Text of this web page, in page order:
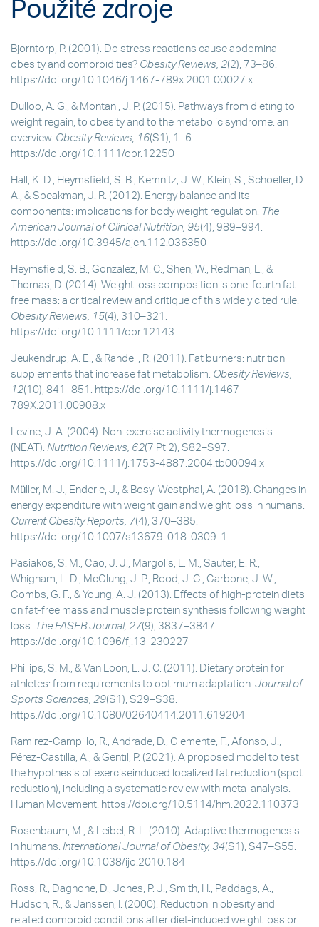
Použité zdroje
Bjorntorp, P. (2001). Do stress reactions cause abdominal
obesity and comorbidities? Obesity Reviews, 2(2), 73–86.
https://doi.org/10.1046/j.1467-789x.2001.00027.x
Dulloo, A. G., & Montani, J. P. (2015). Pathways from dieting to
weight regain, to obesity and to the metabolic syndrome: an
overview. Obesity Reviews, 16(S1), 1–6.
https://doi.org/10.1111/obr.12250
Hall, K. D., Heymsfield, S. B., Kemnitz, J. W., Klein, S., Schoeller, D.
A., & Speakman, J. R. (2012). Energy balance and its
components: implications for body weight regulation. The
American Journal of Clinical Nutrition, 95(4), 989–994.
https://doi.org/10.3945/ajcn.112.036350
Heymsfield, S. B., Gonzalez, M. C., Shen, W., Redman, L., &
Thomas, D. (2014). Weight loss composition is one-fourth fat-
free mass: a critical review and critique of this widely cited rule.
Obesity Reviews, 15(4), 310–321.
https://doi.org/10.1111/obr.12143
Jeukendrup, A. E., & Randell, R. (2011). Fat burners: nutrition
supplements that increase fat metabolism. Obesity Reviews,
12(10), 841–851. https://doi.org/10.1111/j.1467-
789X.2011.00908.x
Levine, J. A. (2004). Non-exercise activity thermogenesis
(NEAT). Nutrition Reviews, 62(7 Pt 2), S82–S97.
https://doi.org/10.1111/j.1753-4887.2004.tb00094.x
Müller, M. J., Enderle, J., & Bosy-Westphal, A. (2018). Changes in
energy expenditure with weight gain and weight loss in humans.
Current Obesity Reports, 7(4), 370–385.
https://doi.org/10.1007/s13679-018-0309-1
Pasiakos, S. M., Cao, J. J., Margolis, L. M., Sauter, E. R.,
Whigham, L. D., McClung, J. P., Rood, J. C., Carbone, J. W.,
Combs, G. F., & Young, A. J. (2013). Effects of high-protein diets
on fat-free mass and muscle protein synthesis following weight
loss. The FASEB Journal, 27(9), 3837–3847.
https://doi.org/10.1096/fj.13-230227
Phillips, S. M., & Van Loon, L. J. C. (2011). Dietary protein for
athletes: from requirements to optimum adaptation. Journal of
Sports Sciences, 29(S1), S29–S38.
https://doi.org/10.1080/02640414.2011.619204
Ramirez-Campillo, R., Andrade, D., Clemente, F., Afonso, J.,
Pérez-Castilla, A., & Gentil, P. (2021). A proposed model to test
the hypothesis of exerciseinduced localized fat reduction (spot
reduction), including a systematic review with meta-analysis.
Human Movement. https://doi.org/10.5114/hm.2022.110373
Rosenbaum, M., & Leibel, R. L. (2010). Adaptive thermogenesis
in humans. International Journal of Obesity, 34(S1), S47–S55.
https://doi.org/10.1038/ijo.2010.184
Ross, R., Dagnone, D., Jones, P. J., Smith, H., Paddags, A.,
Hudson, R., & Janssen, I. (2000). Reduction in obesity and
related comorbid conditions after diet-induced weight loss or